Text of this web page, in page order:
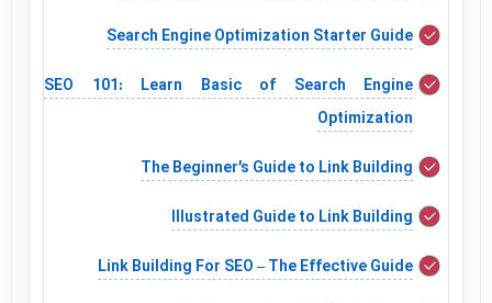
Search Engine Optimization Starter Guide
SEO 101: Learn Basic of Search Engine
Optimization
The Beginner’s Guide to Link Building
Illustrated Guide to Link Building
Link Building For SEO – The Effective Guide